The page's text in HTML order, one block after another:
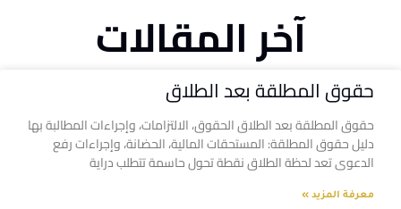
آخر المقالات
حقوق المطلقة بعد الطلاق
حقوق المطلقة بعد الطلاق الحقوق، الالتزامات، وإجراءات المطالبة بها
دليل حقوق المطلقة: المستحقات المالية، الحضانة، وإجراءات رفع
الدعوى تعد لحظة الطلاق نقطة تحول حاسمة تتطلب دراية
معرفة المزيد »